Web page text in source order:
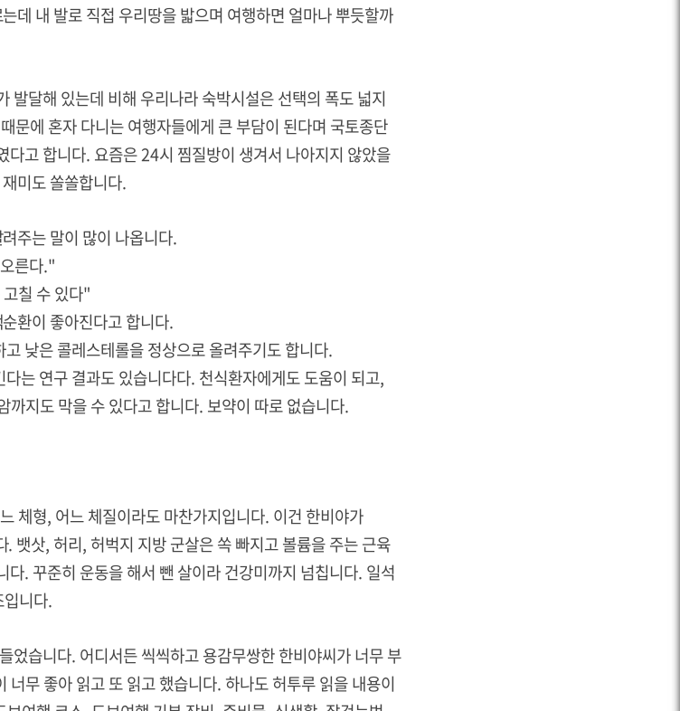
데 내 발로 직접 우리땅을 밟으며 여행하면 얼마나 뿌듯할까
발달해 있는데 비해 우리나라 숙박시설은 선택의 폭도 넓지
문에 혼자 다니는 여행자들에게 큰 부담이 된다며 국토종단
다고 합니다. 요즘은 24시 찜질방이 생겨서 나아지지 않았을
미도 쏠쏠합니다.
주는 말이 많이 나옵니다.
른다."
칠 수 있다"
환이 좋아진다고 합니다.
낮은 콜레스테롤을 정상으로 올려주기도 합니다.
는 연구 결과도 있습니다다. 천식환자에게도 도움이 되고,
까지도 막을 수 있다고 합니다. 보약이 따로 없습니다.
체형, 어느 체질이라도 마찬가지입니다. 이건 한비야가
뱃삿, 허리, 허벅지 지방 군살은 쏙 빠지고 볼륨을 주는 근육
다. 꾸준히 운동을 해서 뺀 살이라 건강미까지 넘칩니다. 일석
니다.
었습니다. 어디서든 씩씩하고 용감무쌍한 한비야씨가 너무 부
너무 좋아 읽고 또 읽고 했습니다. 하나도 허투루 읽을 내용이